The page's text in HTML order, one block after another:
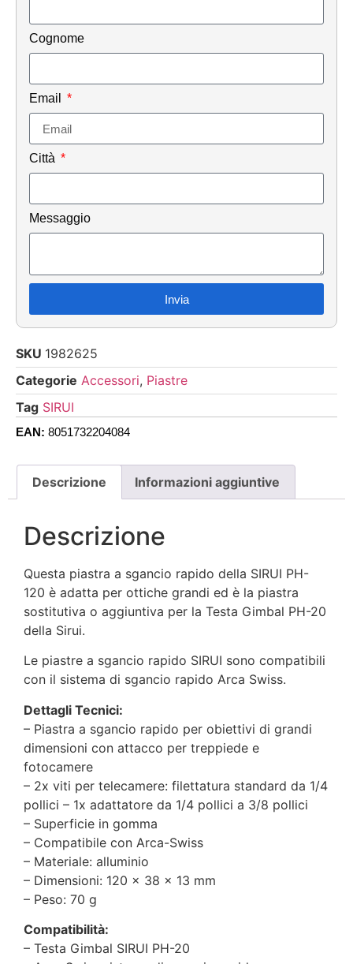
Cognome
Email
Città
Messaggio
Invia
SKU 1982625
Categorie Accessori, Piastre
Tag SIRUI
EAN: 8051732204084
Descrizione Informazioni aggiuntive
Descrizione
Questa piastra a sgancio rapido della SIRUI PH-
120 è adatta per ottiche grandi ed è la piastra
sostitutiva o aggiuntiva per la Testa Gimbal PH-20
della Sirui.
Le piastre a sgancio rapido SIRUI sono compatibili
con il sistema di sgancio rapido Arca Swiss.
Dettagli Tecnici:
– Piastra a sgancio rapido per obiettivi di grandi
dimensioni con attacco per treppiede e
fotocamere
– 2x viti per telecamere: filettatura standard da 1/4
pollici – 1x adattatore da 1/4 pollici a 3/8 pollici
– Superficie in gomma
– Compatibile con Arca-Swiss
– Materiale: alluminio
– Dimensioni: 120 x 38 x 13 mm
– Peso: 70 g
Compatibilità:
– Testa Gimbal SIRUI PH-20